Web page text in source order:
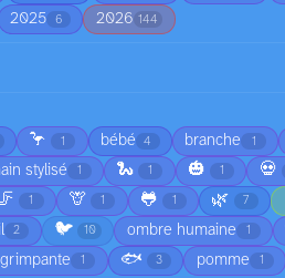
2025 6 2026 144
🦩 1 bébé 4 branche 1
stylisé 1 🐍 1 🎃 1 💀
1 🦒 1 🐸 1 🌿 7
2 🐦 10 ombre humaine 1
1 🐟 3 pomme 1